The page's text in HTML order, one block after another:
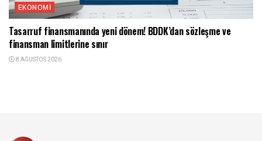
EKONOMI
Tasarruf finansmanında yeni dönem! BDDK’dan sözleşme ve
finansman limitlerine sınır
8 AĞUSTOS 2026